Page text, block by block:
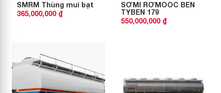
SMRM Thùng mui bạt
365,000,000 ₫
SƠMI RƠMOOC BEN
TYBEN 179
550,000,000 ₫